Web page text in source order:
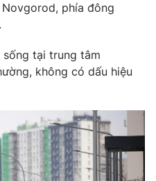
phía đông
tại trung tâm
không có dấu hiệu